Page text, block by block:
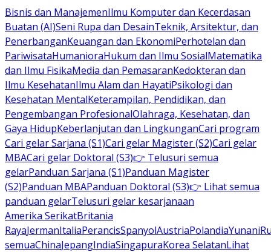
Bisnis dan ManajemenIlmu Komputer dan Kecerdasan
Buatan (AI)Seni Rupa dan DesainTeknik, Arsitektur, dan
PenerbanganKeuangan dan EkonomiPerhotelan dan
PariwisataHumanioraHukum dan Ilmu SosialMatematika
dan Ilmu FisikaMedia dan PemasaranKedokteran dan
Ilmu KesehatanIlmu Alam dan HayatiPsikologi dan
Kesehatan MentalKeterampilan, Pendidikan, dan
Pengembangan ProfesionalOlahraga, Kesehatan, dan
Gaya HidupKeberlanjutan dan LingkunganCari program
Cari gelar Sarjana (S1)Cari gelar Magister (S2)Cari gelar
MBACari gelar Doktoral (S3)👉 Telusuri semua
gelarPanduan Sarjana (S1)Panduan Magister
(S2)Panduan MBAPanduan Doktoral (S3)👉 Lihat semua
panduan gelarTelusuri gelar kesarjanaan
Amerika SerikatBritania
RayaJermanItaliaPerancisSpanyolAustriaPolandiaYunani
semuaChinaJepangIndiaSingapuraKorea SelatanLihat